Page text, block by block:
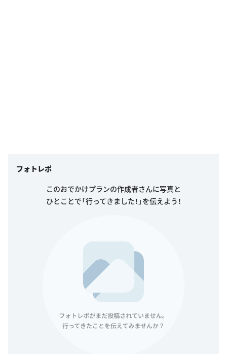
フォトレポ
このおでかけプランの作成者さんに写真と
ひとことで「行ってきました！」を伝えよう！